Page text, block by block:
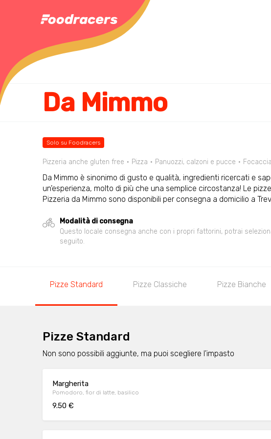
Da Mimmo
Solo su Foodracers
Pizzeria anche gluten free Pizza Panuozzi, calzoni e pucce Focaccia
Da Mimmo è sinonimo di gusto e qualità, ingredienti ricercati e
un'esperienza, molto di più che una semplice circostanza! Le
Pizzeria da Mimmo sono disponibili per consegna a domicilio a
Modalità di consegna
Questo locale consegna anche con i propri fattorini, potrai
seguito.
Pizze Standard Pizze Classiche Pizze Bianche
Pizze Standard
Non sono possibili aggiunte, ma puoi scegliere l'impasto
Margherita
Pomodoro, fior di latte, basilico
9.50 €